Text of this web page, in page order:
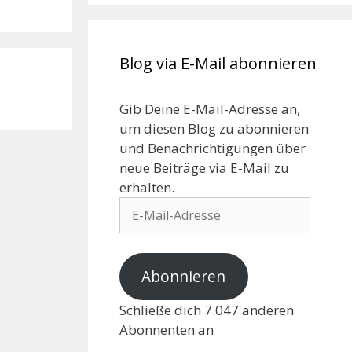
Blog via E-Mail abonnieren
Gib Deine E-Mail-Adresse an,
um diesen Blog zu abonnieren
und Benachrichtigungen über
neue Beiträge via E-Mail zu
erhalten.
Abonnieren
Schließe dich 7.047 anderen
Abonnenten an